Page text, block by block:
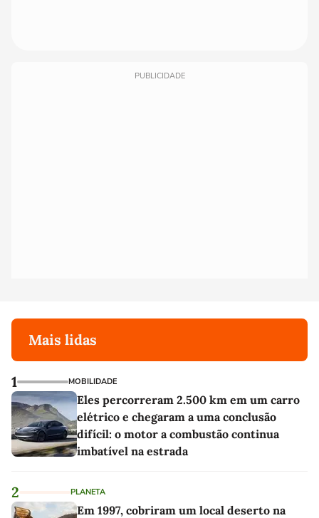
PUBLICIDADE
Mais lidas
1 MOBILIDADE
Eles percorreram 2.500 km em um carro
elétrico e chegaram a uma conclusão
difícil: o motor a combustão continua
imbatível na estrada
2 PLANETA
Em 1997, cobriram um local deserto na